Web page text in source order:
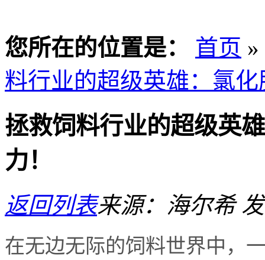
您所在的位置是： 首页 »
料行业的超级英雄：氯
拯救饲料行业的超级英
力！
返回列表来源：海尔希
在无边无际的饲料世界中，